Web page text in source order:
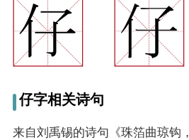
仔字相关诗句
来自刘禹锡的诗句《珠箔曲琼钩，